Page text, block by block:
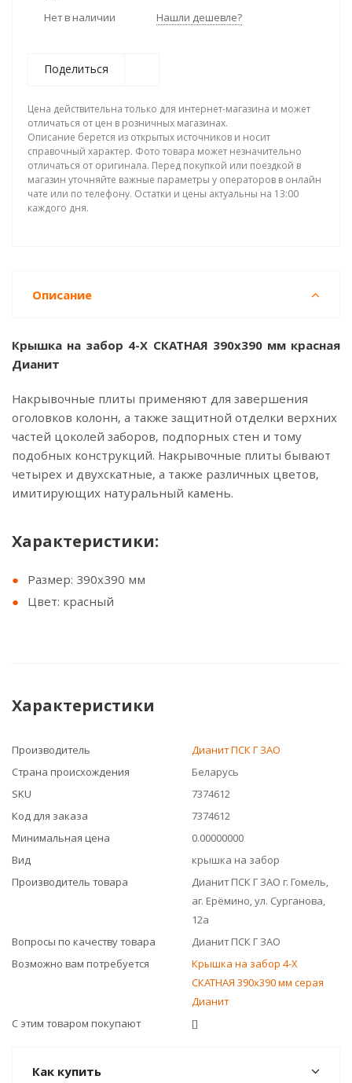
Нет в наличии Нашли дешевле?
Поделиться
Цена действительна только для интернет-магазина и может
отличаться от цен в розничных магазинах.
Описание берется из открытых источников и носит
справочный характер. Фото товара может незначительно
отличаться от оригинала. Перед покупкой или поездкой в
магазин уточняйте важные параметры у операторов в онлайн
чате или по телефону. Остатки и цены актуальны на 13:00
каждого дня.
Описание
Крышка на забор 4-Х СКАТНАЯ 390x390 мм красная
Дианит
Накрывочные плиты применяют для завершения
оголовков колонн, а также защитной отделки верхних
частей цоколей заборов, подпорных стен и тому
подобных конструкций. Накрывочные плиты бывают
четырех и двухскатные, а также различных цветов,
имитирующих натуральный камень.
Характеристики:
Размер: 390x390 мм
Цвет: красный
Характеристики
Производитель
Дианит ПСК Г ЗАО
Страна происхождения
Беларусь
SKU
7374612
Код для заказа
7374612
Минимальная цена
0.00000000
Вид
крышка на забор
Производитель товара
Дианит ПСК Г ЗАО г. Гомель,
аг. Ерёмино, ул. Сурганова,
12а
Вопросы по качеству товара
Дианит ПСК Г ЗАО
Возможно вам потребуется
Крышка на забор 4-Х
СКАТНАЯ 390x390 мм серая
Дианит
С этим товаром покупают
[]
Как купить